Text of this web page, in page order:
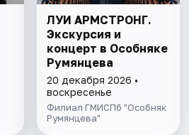
ЛУИ АРМСТРОНГ.
Экскурсия и
концерт в Особняке
Румянцева
20 декабря 2026 •
воскресенье
Филиал ГМИСПб "Особняк
Румянцева"